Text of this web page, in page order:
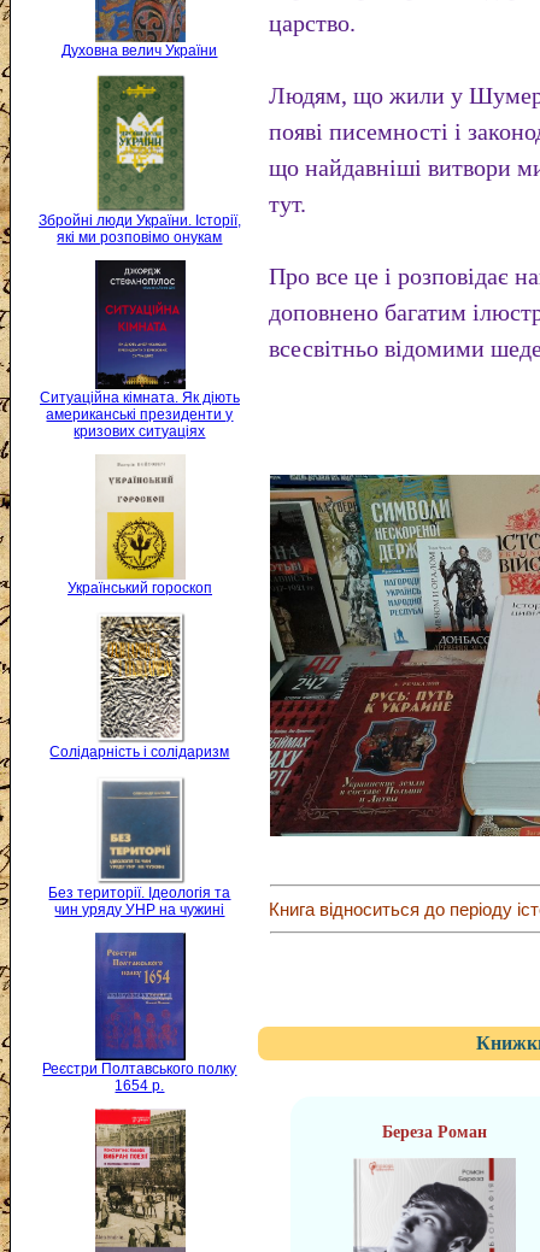
Духовна велич України
Збройні люди України. Історії,
які ми розповімо онукам
Ситуаційна кімната. Як діють
американські президенти у
кризових ситуаціях
Український гороскоп
Солідарність і солідаризм
Без території. Ідеологія та
чин уряду УНР на чужині
Реєстри Полтавського полку
1654 р.
царство.
Людям, що жили у
появі писемності і
що найдавніші витвори
тут.
Про все це і розповідає
доповнено багатим
всесвітньо відомими
Книга відноситься до періоду
Береза Роман